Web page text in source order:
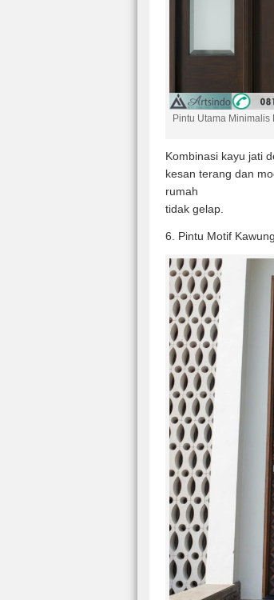
Pintu Utama Minimalis
Kombinasi kayu jati
kesan terang dan
rumah
tidak gelap.
6. Pintu Motif Kawung